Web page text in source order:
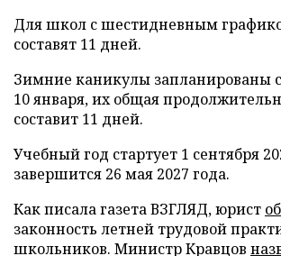
Для школ с шестидневным
составят 11 дней.
Зимние каникулы запланированы
10 января, их общая
составит 11 дней.
Учебный год стартует 1 сентября
завершится 26 мая 2027 года.
Как писала газета ВЗГЛЯД, юрист
законность летней трудовой
школьников. Министр Кравцов